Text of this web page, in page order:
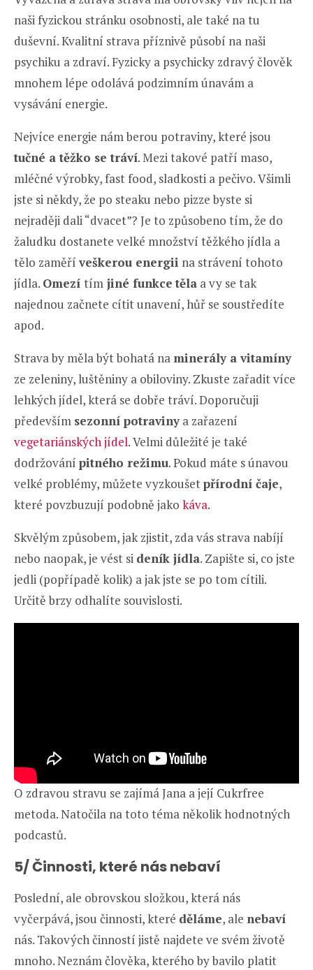
naši fyzickou stránku osobnosti, ale také na tu
duševní. Kvalitní strava příznivě působí na naši
psychiku a zdraví. Fyzicky a psychicky zdravý člověk
mnohem lépe odolává podzimním únavám a
vysávání energie.
Nejvíce energie nám berou potraviny, které jsou
tučné a těžko se tráví. Mezi takové patří maso,
mléčné výrobky, fast food, sladkosti a pečivo. Všimli
jste si někdy, že po steaku nebo pizze byste si
nejraději dali “dvacet”? Je to způsobeno tím, že do
žaludku dostanete velké množství těžkého jídla a
tělo zaměří veškerou energii na strávení tohoto
jídla. Omezí tím jiné funkce těla a vy se tak
najednou začnete cítit unavení, hůř se soustředíte
apod.
Strava by měla být bohatá na minerály a vitamíny
ze zeleniny, luštěniny a obiloviny. Zkuste zařadit více
lehkých jídel, která se dobře tráví. Doporučuji
především sezonní potravinya zařazení
vegetariánských jídel. Velmi důležité je také
dodržování pitného režimu. Pokud máte s únavou
velké problémy, můžete vyzkoušetpřírodní čaje,
které povzbuzují podobně jako káva.
Skvělým způsobem, jak zjistit, zda vás strava nabíjí
nebo naopak, je vést si deník jídla. Zapište si, co jste
jedli (popřípadě kolik) a jak jste se po tom cítili.
Určitě brzy odhalíte souvislosti.
O zdravou stravu se zajímá Jana a její Cukrfree
metoda. Natočila na toto téma několik hodnotných
podcastů.
5/ Činnosti, které nás nebaví
Poslední, ale obrovskou složkou, která nás
vyčerpává, jsou činnosti, které děláme, ale nebaví
nás. Takových činností jistě najdete ve svém životě
mnoho. Neznám člověka, kterého by bavilo platit